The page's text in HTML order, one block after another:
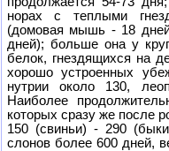
норах с теплыми
(домовая мышь - 18
дней); больше она у
белок, гнездящихся на
хорошо устроенных
нутрии около 130,
Наиболее
которых сразу же после
150 (свиньи) - 290
слонов более 600 дней,